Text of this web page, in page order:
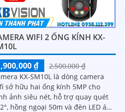
WIFI 2 ỐNG KÍNH KX-
₫
2,500,000 ₫
KX-SM10L là dòng camera
sở hữu hai ống kính 5MP cho
ảnh siêu nét, hỗ trợ quay quét
hồng ngoại 50m và đèn LED ánh